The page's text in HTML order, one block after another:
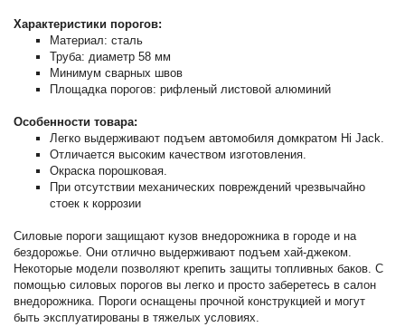
Характеристики порогов:
Материал: сталь
Труба: диаметр 58 мм
Минимум сварных швов
Площадка порогов: рифленый листовой алюминий
Особенности товара:
Легко выдерживают подъем автомобиля домкратом Hi Jack.
Отличается высоким качеством изготовления.
Окраска порошковая.
При отсутствии механических повреждений чрезвычайно
стоек к коррозии
Силовые пороги защищают кузов внедорожника в городе и на
бездорожье. Они отлично выдерживают подъем хай-джеком.
Некоторые модели позволяют крепить защиты топливных баков. С
помощью силовых порогов вы легко и просто заберетесь в салон
внедорожника. Пороги оснащены прочной конструкцией и могут
быть эксплуатированы в тяжелых условиях.